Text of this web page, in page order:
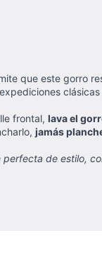
que este gorro
frontal, lava el
jamás
perfecta de estilo,